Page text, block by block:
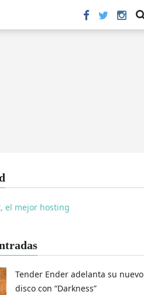
Tender Ender adelanta su nuevo
disco con “Darkness”